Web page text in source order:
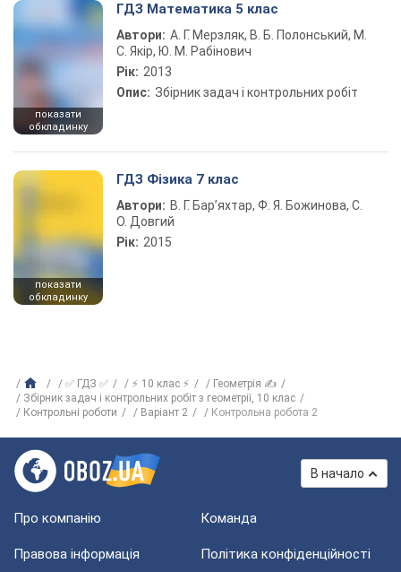
показати
обкладинку
ГДЗ Математика 5 клас
Автори: А. Г. Мерзляк, В. Б. Полонський, М.
С. Якір, Ю. М. Рабінович
Рік: 2013
Опис: Збірник задач і контрольних робіт
показати
обкладинку
ГДЗ Фізика 7 клас
Автори: В. Г. Бар’яхтар, Ф. Я. Божинова, С.
О. Довгий
Рік: 2015
✅ ГДЗ ✅ ⚡ 10 клас ⚡
Геометрія ✍
Збірник задач і контрольних робіт з геометрії, 10 клас
Контрольні роботи
Варіант 2 Контрольна робота 2
В начало
Про компанію Команда
Правова інформація Політика конфіденційності